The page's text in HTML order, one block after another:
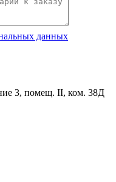
данных
3, помещ. II, ком. 38Д